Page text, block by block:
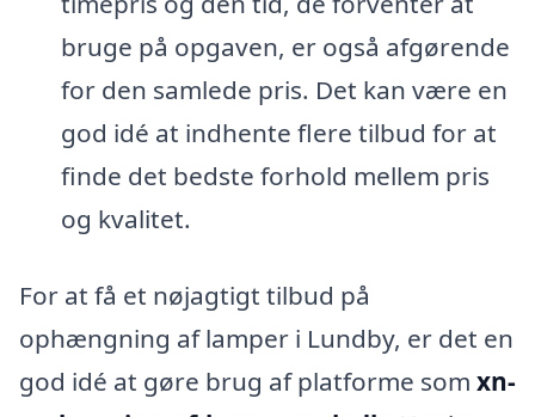
bruge på opgaven, er også afgørende
for den samlede pris. Det kan være en
god idé at indhente flere tilbud for at
finde det bedste forhold mellem pris
og kvalitet.
For at få et nøjagtigt tilbud på
ophængning af lamper i Lundby, er det en
god idé at gøre brug af platforme som xn-